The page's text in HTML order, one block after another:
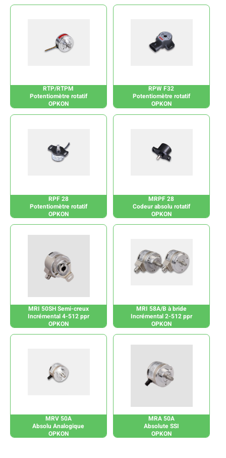
RTP/RTPM
Potentiomètre rotatif
OPKON
RPW F32
Potentiomètre rotatif
OPKON
RPF 28
Potentiomètre rotatif
OPKON
MRPF 28
Codeur absolu rotatif
OPKON
MRI 50SH Semi-creux
Incrémental 4-512 ppr
OPKON
MRI 58A/B à bride
Incrémental 2-512 ppr
OPKON
MRV 50A
Absolu Analogique
OPKON
MRA 50A
Absolute SSI
OPKON